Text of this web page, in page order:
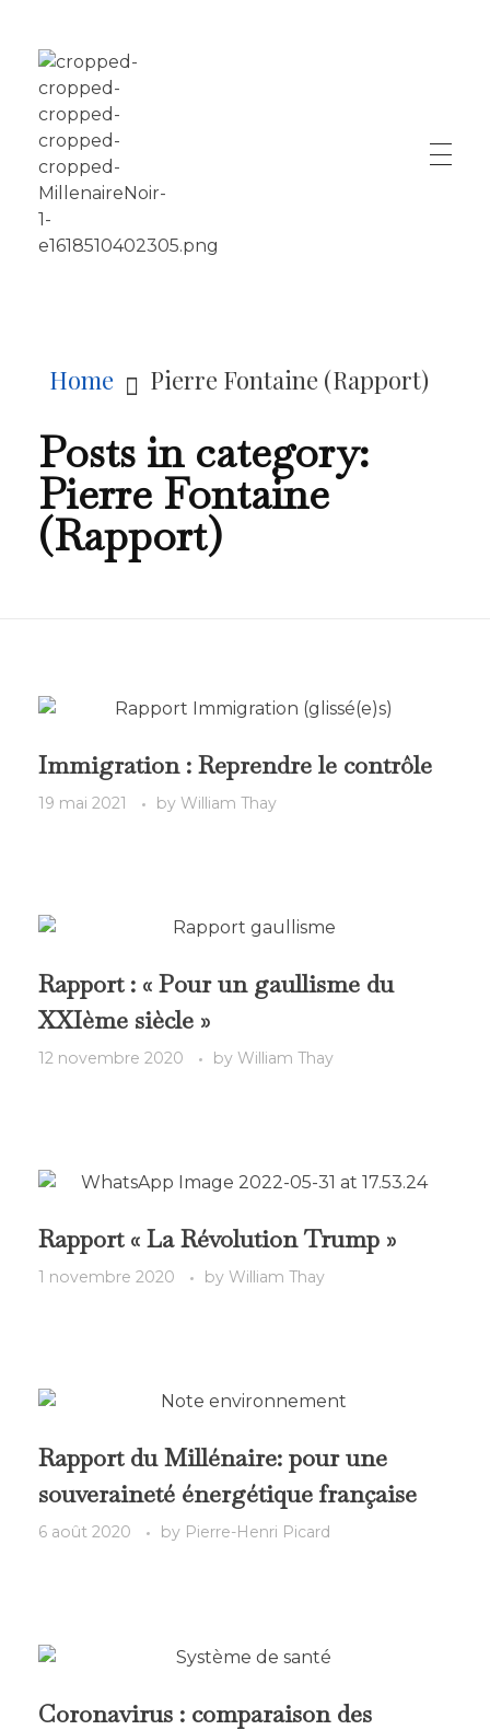
Home Pierre Fontaine (Rapport)
Posts in category:
Pierre Fontaine
(Rapport)
Immigration : Reprendre le contrôle
19 mai 2021 by William Thay
Rapport : « Pour un gaullisme du
XXIème siècle »
12 novembre 2020 by William Thay
Rapport « La Révolution Trump »
1 novembre 2020 by William Thay
Rapport du Millénaire: pour une
souveraineté énergétique française
6 août 2020 by Pierre-Henri Picard
Coronavirus : comparaison des